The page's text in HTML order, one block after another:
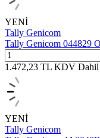
YENİ
Tally Genicom
Tally Genicom 044829
1.472,23 TL KDV Dahil
YENİ
Tally Genicom